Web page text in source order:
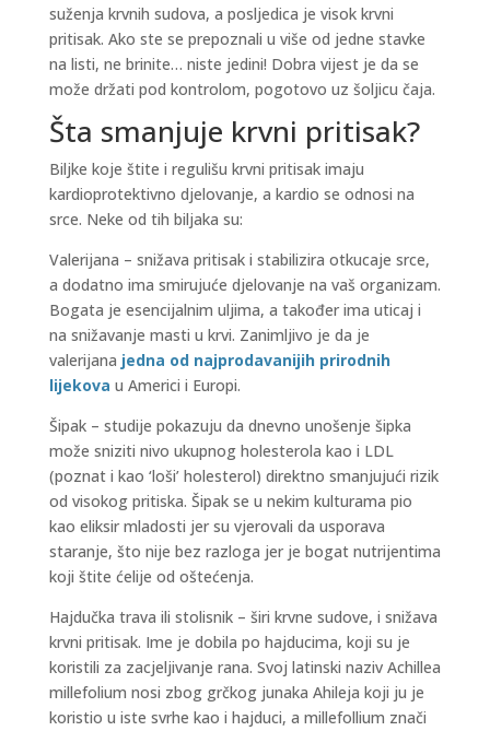
suženja krvnih sudova, a posljedica je visok krvni
pritisak. Ako ste se prepoznali u više od jedne stavke
na listi, ne brinite… niste jedini! Dobra vijest je da se
može držati pod kontrolom, pogotovo uz šoljicu čaja.
Šta smanjuje krvni pritisak?
Biljke koje štite i regulišu krvni pritisak imaju
kardioprotektivno djelovanje, a kardio se odnosi na
srce. Neke od tih biljaka su:
Valerijana – snižava pritisak i stabilizira otkucaje srce,
a dodatno ima smirujuće djelovanje na vaš organizam.
Bogata je esencijalnim uljima, a također ima uticaj i
na snižavanje masti u krvi. Zanimljivo je da je
valerijana jedna od najprodavanijih prirodnih
lijekova u Americi i Europi.
Šipak – studije pokazuju da dnevno unošenje šipka
može sniziti nivo ukupnog holesterola kao i LDL
(poznat i kao ‘loši’ holesterol) direktno smanjujući rizik
od visokog pritiska. Šipak se u nekim kulturama pio
kao eliksir mladosti jer su vjerovali da usporava
staranje, što nije bez razloga jer je bogat nutrijentima
koji štite ćelije od oštećenja.
Hajdučka trava ili stolisnik – širi krvne sudove, i snižava
krvni pritisak. Ime je dobila po hajducima, koji su je
koristili za zacjeljivanje rana. Svoj latinski naziv Achillea
millefolium nosi zbog grčkog junaka Ahileja koji ju je
koristio u iste svrhe kao i hajduci, a millefollium znači